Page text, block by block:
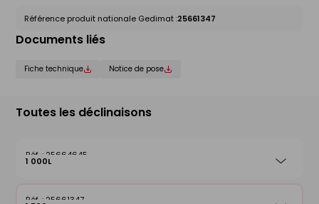
Référence produit nationale Gedimat :25661347
Documents liés
Fiche technique Notice de pose
Toutes les déclinaisons
25664645
1 000L
25661347